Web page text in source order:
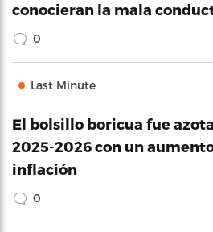
conocieran la mala
0
Last Minute
El bolsillo boricua fue
2025-2026 con un
inflación
0